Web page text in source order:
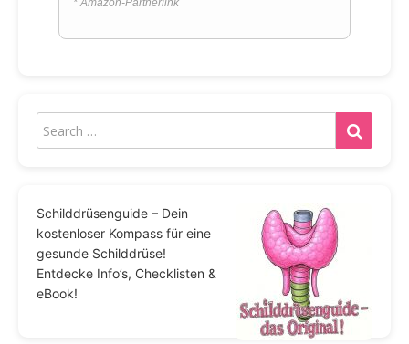
* Amazon-Partnerlink
Schilddrüsenguide – Dein
kostenloser Kompass für eine
gesunde Schilddrüse!
Entdecke Info’s, Checklisten &
eBook!